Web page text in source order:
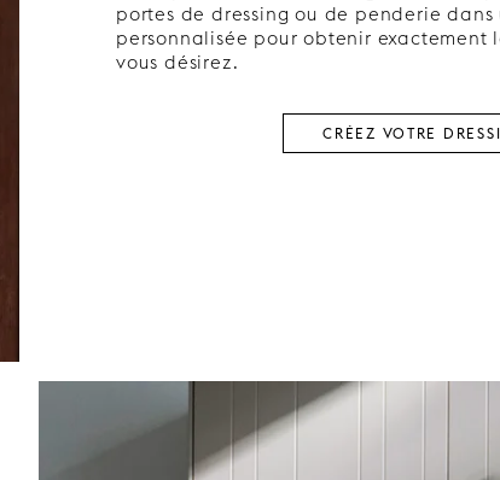
portes de dressing ou de penderie dans
personnalisée pour obtenir
vous désirez.
CRÉEZ VOTRE